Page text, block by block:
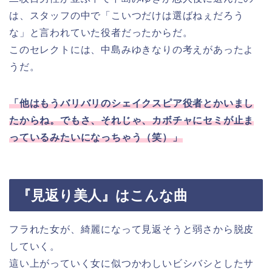
は、スタッフの中で「こいつだけは選ばねぇだろう
な」と言われていた役者だったからだ。
このセレクトには、中島みゆきなりの考えがあったよ
うだ。
「他はもうバリバリのシェイクスピア役者とかいまし
たからね。でもさ、それじゃ、カボチャにセミが止ま
っているみたいになっちゃう（笑）」
『見返り美人』はこんな曲
フラれた女が、綺麗になって見返そうと弱さから脱皮
していく。
這い上がっていく女に似つかわしいビシバシとしたサ